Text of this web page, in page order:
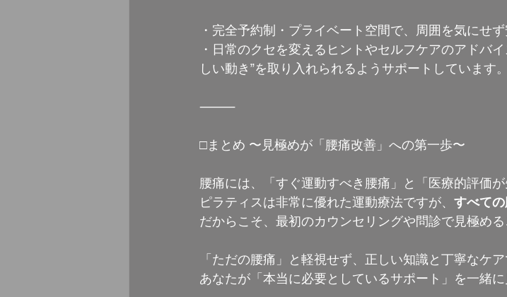
・完全予約制・プライベート空間で、周囲を気にせ
・日常のクセを変えるヒントやセルフケアのアドバ
しい動き”を取り入れられるようサポートしています。
⸻
□まとめ 〜見極めが「腰痛改善」への第一歩〜
腰痛には、「すぐ運動すべき腰痛」と「医療的評価が
ピラティスは非常に優れた運動療法ですが、 すべての
だからこそ、最初のカウンセリングや問診で見極める
「ただの腰痛」と軽視せず、正しい知識と丁寧なケア
あなたが「本当に必要としているサポート」を一緒